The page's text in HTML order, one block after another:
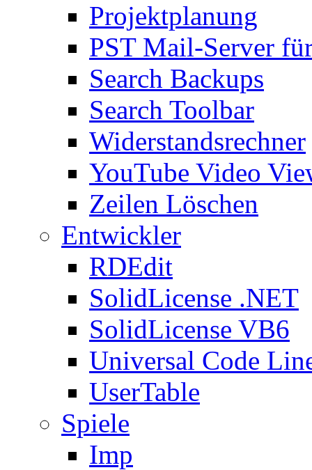
Projektplanung
PST Mail-Server
Search Backups
Search Toolbar
Widerstandsrechner
YouTube Video
Zeilen Löschen
Entwickler
RDEdit
SolidLicense .NET
SolidLicense VB6
Universal Code
UserTable
Spiele
Imp